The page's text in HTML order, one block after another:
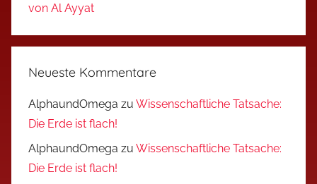
von Al Ayyat
Neueste Kommentare
AlphaundOmega zu Wissenschaftliche Tatsache:
Die Erde ist flach!
AlphaundOmega zu Wissenschaftliche Tatsache:
Die Erde ist flach!